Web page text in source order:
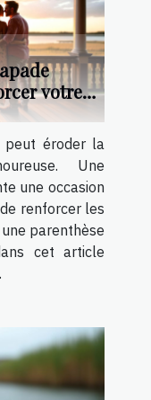
votre
peut éroder la
Une
une occasion
renforcer les
parenthèse
cet article